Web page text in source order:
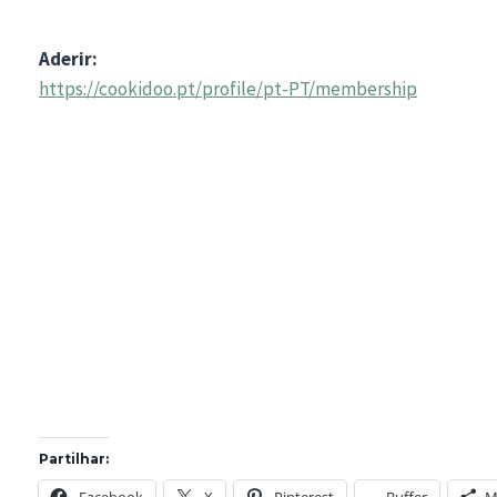
Aderir:
https://cookidoo.pt/profile/pt-PT/membership
Partilhar: